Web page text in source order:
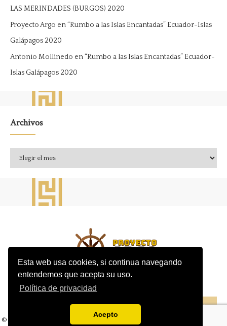
Esta web usa cookies, si continua navegando
entendemos que acepta su uso.
Política de privacidad
Acepto
LAS MERINDADES (BURGOS) 2020
Proyecto Argo en“Rumbo a las Islas Encantadas” Ecuador-Islas
Galápagos 2020
Antonio Mollinedo en“Rumbo a las Islas Encantadas” Ecuador-
Islas Galápagos 2020
ArchivosArchivos
CONTACTO AVISO LEGAL
© 2019 Proyecto Argo | Desarrollo Web: